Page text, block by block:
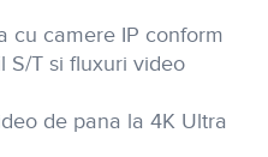
cu camere IP conform
S/T si fluxuri video
de pana la 4K Ultra